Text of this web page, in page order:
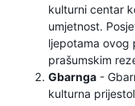
kulturni centar
umjetnost.
ljepotama ovog
prašumskim
Gbarnga -
kulturna